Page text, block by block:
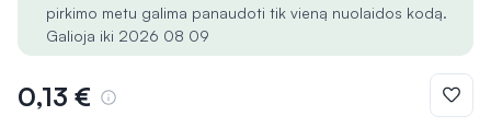
pirkimo metu galima panaudoti tik vieną nuolaidos kodą.
Galioja iki 2026 08 09
0,13 €